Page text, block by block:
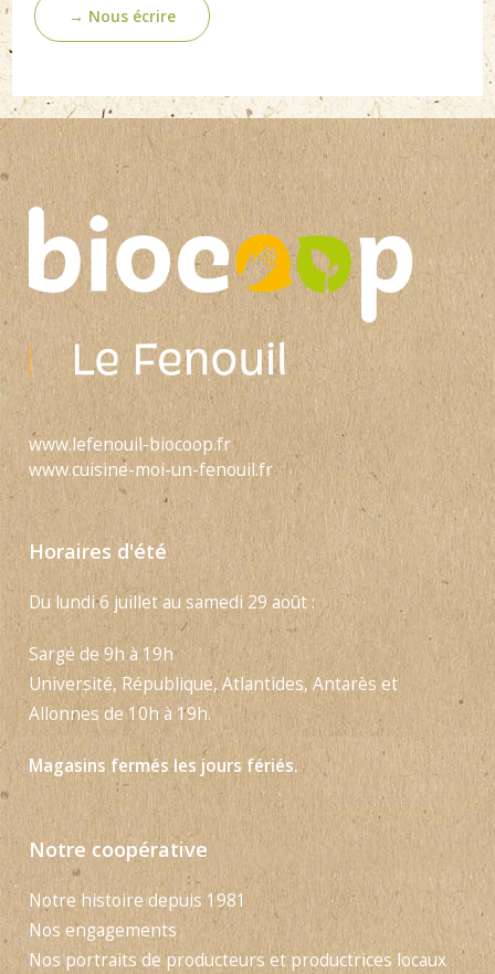
→ Nous écrire
www.lefenouil-biocoop.fr
www.cuisine-moi-un-fenouil.fr
Horaires d'été
Du lundi 6 juillet au samedi 29 août :
Sargé de 9h à 19h
Université, République, Atlantides, Antarès et
Allonnes de 10h à 19h.
Magasins fermés les jours fériés.
Notre coopérative
Notre histoire depuis 1981
Nos engagements
Nos portraits de producteurs et productrices locaux